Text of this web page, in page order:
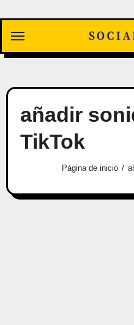
contenido
añadir
TikTok
Página de inicio